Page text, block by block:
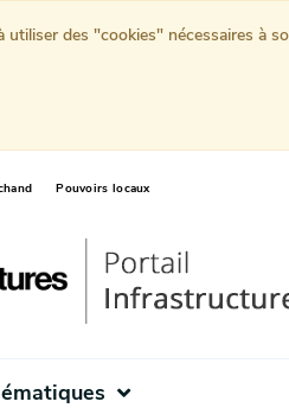
Pouvoirs locaux
des "cookies" nécessaires à